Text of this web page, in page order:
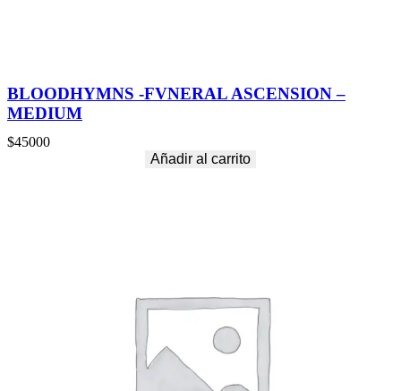
BLOODHYMNS -FVNERAL ASCENSION –
MEDIUM
$45000
Añadir al carrito